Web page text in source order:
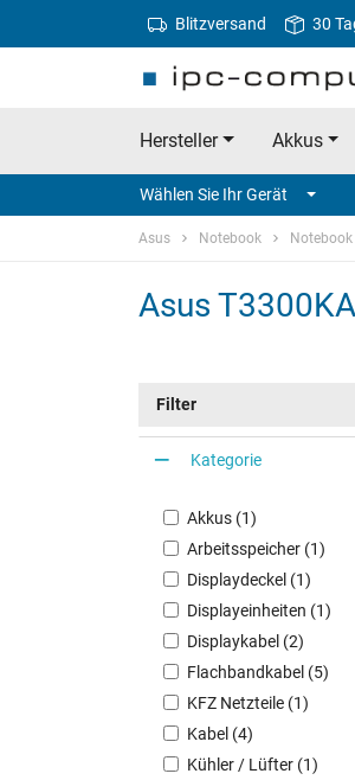
Blitzversand 30
Hersteller Akkus
Wählen Sie Ihr Gerät
Asus Notebook Notebook
Asus
Filter
Kategorie
Akkus (1)
Arbeitsspeicher (1)
Displaydeckel (1)
Displayeinheiten (1)
Displaykabel (2)
Flachbandkabel (5)
KFZ Netzteile (1)
Kabel (4)
Kühler / Lüfter (1)